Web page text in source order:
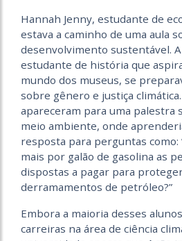
Hannah Jenny, estudante de
estava a caminho de uma aula
desenvolvimento sustentável.
estudante de história que
mundo dos museus, se
sobre gênero e justiça
apareceram para uma palestra
meio ambiente, onde
resposta para perguntas como:
mais por galão de gasolina as
dispostas a pagar para
derramamentos de petróleo?”
Embora a maioria desses
carreiras na área de ciência